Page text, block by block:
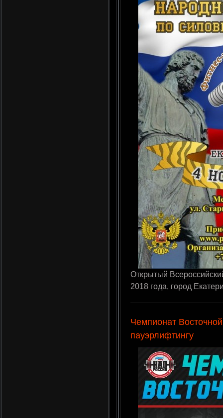
Открытый
2018 года, город
Чемпионат
пауэрлифтингу